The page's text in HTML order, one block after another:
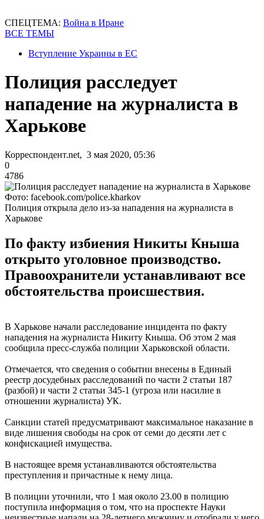
СПЕЦТЕМА: Война в Иране
ВСЕ ТЕМЫ
Вступление Украины в ЕС
Полиция расследует
нападение на журналиста в
Харькове
Корреспондент.net, 3 мая 2020, 05:36
0
4786
Фото: facebook.com/police.kharkov
Полиция открыла дело из-за нападения на журналиста в
Харькове
По факту избиения Никиты Кныша
открыто уголовное производство.
Правоохранители устанавливают все
обстоятельства происшествия.
В Харькове начали расследование инцидента по факту
нападения на журналиста Никиту Кныша. Об этом 2 мая
сообщила пресс-служба полиции Харьковской области.
Отмечается, что сведения о событии внесены в Единый
реестр досудебных расследований по части 2 статьи 187
(разбой) и части 2 статьи 345-1 (угроза или насилие в
отношении журналиста) УК.
Санкции статей предусматривают максимальное наказание в
виде лишения свободы на срок от семи до десяти лет с
конфискацией имущества.
В настоящее время устанавливаются обстоятельства
преступления и причастные к нему лица.
В полиции уточнили, что 1 мая около 23.00 в полицию
поступила информация о том, что на проспекте Науки